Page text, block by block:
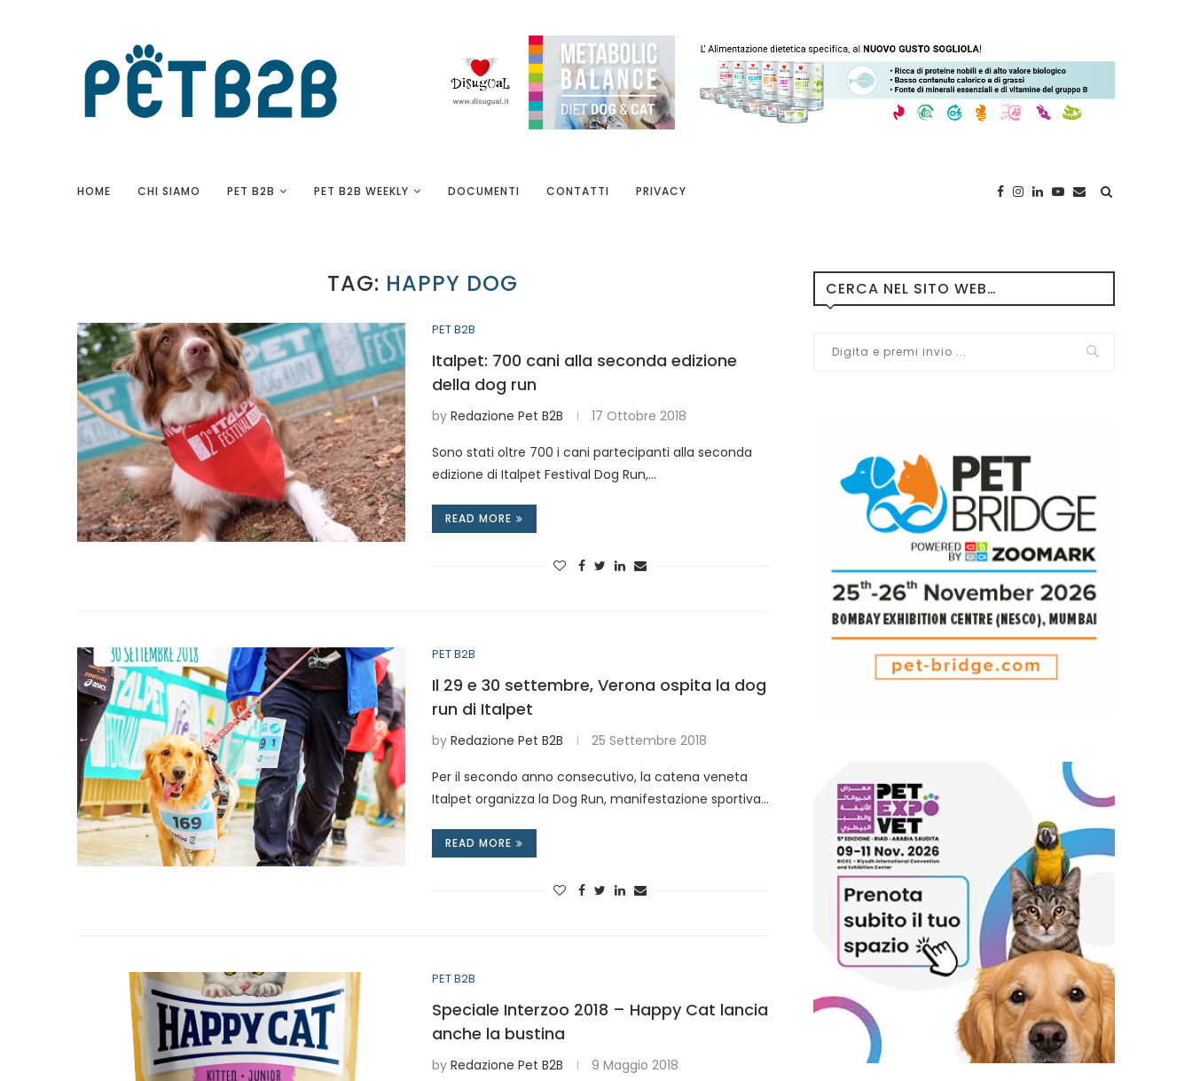
HOME CHI SIAMO PET B2B PET B2B WEEKLY DOCUMENTI CONTATTI PRIVACY
TAG: HAPPY DOG
PET B2B
Italpet: 700 cani alla seconda edizione
della dog run
by Redazione Pet B2B 17 Ottobre 2018
Sono stati oltre 700 i cani partecipanti alla seconda
edizione di Italpet Festival Dog Run,…
READ MORE
PET B2B
Il 29 e 30 settembre, Verona ospita la dog
run di Italpet
by Redazione Pet B2B 25 Settembre 2018
Per il secondo anno consecutivo, la catena veneta
Italpet organizza la Dog Run, manifestazione sportiva…
READ MORE
PET B2B
Speciale Interzoo 2018 – Happy Cat lancia
anche la bustina
by Redazione Pet B2B 9 Maggio 2018
CERCA NEL SITO WEB…